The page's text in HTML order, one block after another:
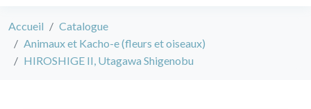
Accueil
Catalogue
Animaux et Kacho-e (fleurs et oiseaux)
HIROSHIGE II, Utagawa Shigenobu